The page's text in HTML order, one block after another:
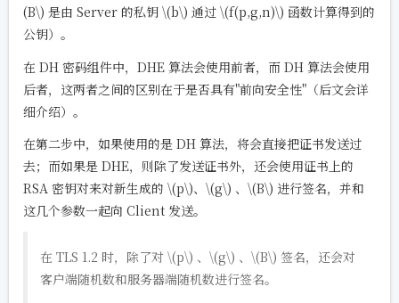
(B\) 是由 Server 的私钥 \(b\) 通过 \(f(p,g,n)\) 函数计算得到的
公钥）。
在 DH 密码组件中，DHE 算法会使用前者，而 DH 算法会使用
后者，这两者之间的区别在于是否具有"前向安全性"（后文会详
细介绍）。
在第二步中，如果使用的是 DH 算法，将会直接把证书发送过
去；而如果是 DHE，则除了发送证书外，还会使用证书上的
RSA 密钥对来对新生成的 \(p\)、 \(g\) 、 \(B\) 进行签名，并和
这几个参数一起向 Client 发送。
在 TLS 1.2 时，除了对 \(p\) 、 \(g\) 、 \(B\) 签名，还会对
客户端随机数和服务器端随机数进行签名。